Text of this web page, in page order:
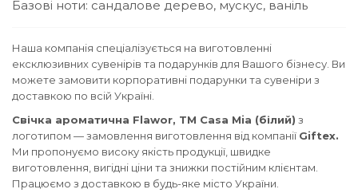
Базові ноти: сандалове дерево, мускус, ваніль
Наша компанія спеціалізується на виготовленні
ексклюзивних сувенірів та подарунків для Вашого бізнесу. Ви
можете замовити корпоративні подарунки та сувеніри з
доставкою по всій Україні.
Свічка ароматична Flawor, TM Casa Mia (білий) з
логотипом — замовлення виготовлення від компанії Giftex.
Ми пропонуємо високу якість продукції, швидке
виготовлення, вигідні ціни та знижки постійним клієнтам.
Працюємо з доставкою в будь-яке місто України.